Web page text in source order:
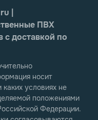
|
ПВХ
доставкой по
носит
условиях не
положениями
Федерации.